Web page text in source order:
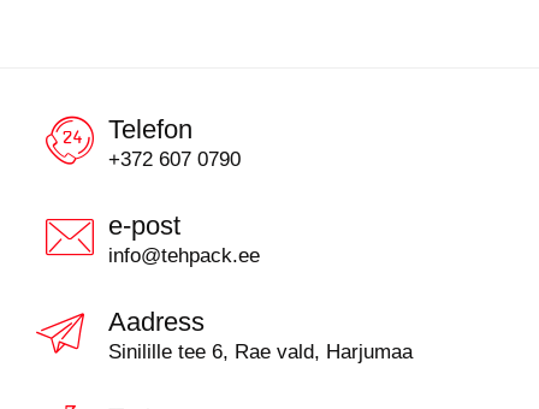
Telefon
+372 607 0790
e-post
info@tehpack.ee
Aadress
Sinilille tee 6, Rae vald, Harjumaa